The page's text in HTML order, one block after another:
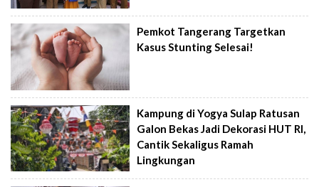
Pemkot Tangerang Targetkan
Kasus Stunting Selesai!
Kampung di Yogya Sulap Ratusan
Galon Bekas Jadi Dekorasi HUT RI,
Cantik Sekaligus Ramah
Lingkungan